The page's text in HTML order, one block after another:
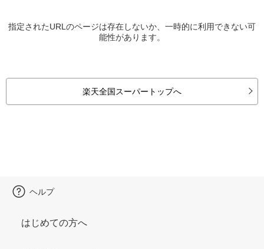
指定されたURLのページは存在しないか、一時的に利用できない可
能性があります。
楽天全国スーパートップへ
ヘルプ
はじめての方へ